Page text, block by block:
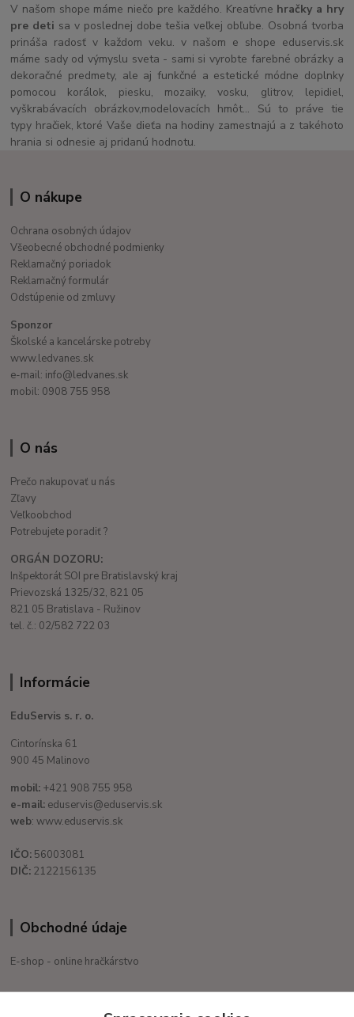
V našom shope máme niečo pre každého. Kreatívne hračky a hry
pre deti sa v poslednej dobe tešia veľkej obľube. Osobná tvorba
prináša radosť v každom veku. v našom e shope eduservis.sk
máme sady od výmyslu sveta - sami si vyrobte farebné obrázky a
dekoračné predmety, ale aj funkčné a estetické módne doplnky
pomocou korálok, piesku, mozaiky, vosku, glitrov, lepidiel,
vyškrabávacích obrázkov,modelovacích hmôt... Sú to práve tie
typy hračiek, ktoré Vaše dieťa na hodiny zamestnajú a z takéhoto
hrania si odnesie aj pridanú hodnotu.
O nákupe
Ochrana osobných údajov
Všeobecné obchodné podmienky
Reklamačný poriadok
Reklamačný formulár
Odstúpenie od zmluvy
Sponzor
Školské a kancelárske potreby
www.ledvanes.sk
e-mail: info@ledvanes.sk
mobil: 0908 755 958
O nás
Prečo nakupovať u nás
Zľavy
Veľkoobchod
Potrebujete poradiť ?
ORGÁN DOZORU:
Inšpektorát SOI pre Bratislavský kraj
Prievozská 1325/32, 821 05
821 05 Bratislava - Ružinov
tel. č.: 02/582 722 03
Informácie
EduServis s. r. o.
Cintorínska 61
900 45 Malinovo
mobil: +421 908 755 958
e-mail: eduservis@eduservis.sk
web: www.eduservis.sk
IČO: 56003081
DIČ: 2122156135
Obchodné údaje
E-shop - online hračkárstvo